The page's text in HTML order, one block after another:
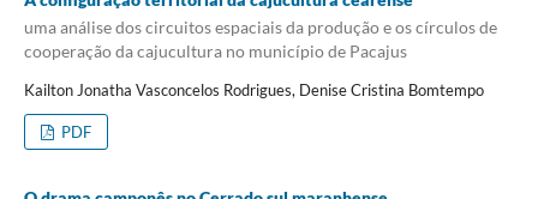
uma análise dos circuitos espaciais da produção e os círculos de
cooperação da cajucultura no município de Pacajus
Kailton Jonatha Vasconcelos Rodrigues, Denise Cristina Bomtempo
PDF